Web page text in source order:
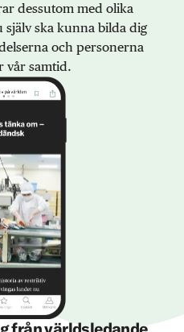
dessutom med olika
ska kunna bilda dig
och personerna
vår samtid.